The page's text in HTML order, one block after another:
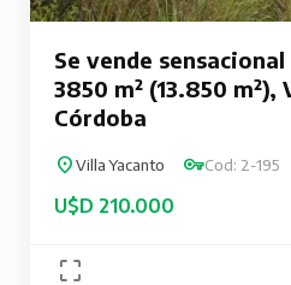
Se vende
3850 m² (13.850 m²),
Córdoba
Villa Yacanto Cod: 2-195
U$D 210.000